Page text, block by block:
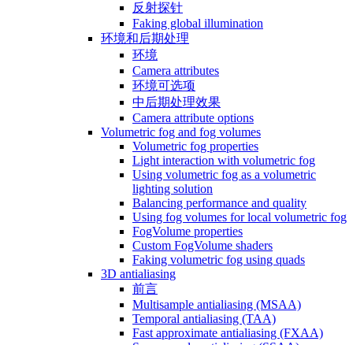
反射探针
Faking global illumination
环境和后期处理
环境
Camera attributes
环境可选项
中后期处理效果
Camera attribute options
Volumetric fog and fog volumes
Volumetric fog properties
Light interaction with volumetric fog
Using volumetric fog as a volumetric
lighting solution
Balancing performance and quality
Using fog volumes for local volumetric fog
FogVolume properties
Custom FogVolume shaders
Faking volumetric fog using quads
3D antialiasing
前言
Multisample antialiasing (MSAA)
Temporal antialiasing (TAA)
Fast approximate antialiasing (FXAA)